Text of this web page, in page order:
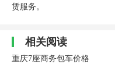
赁服务。
相关阅读
重庆7座商务包车价格